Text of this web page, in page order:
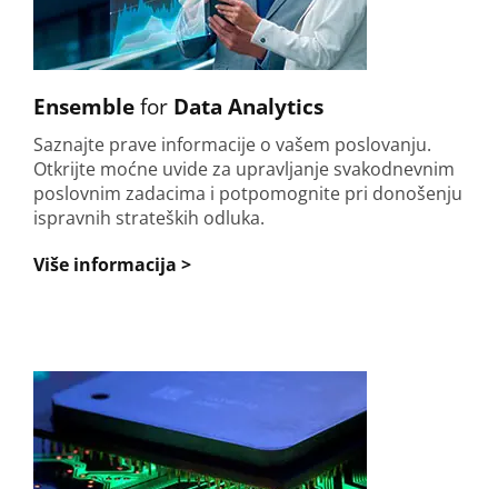
Ensemblefor Data Analytics
Saznajte prave informacije o vašem poslovanju.
Otkrijte moćne uvide za upravljanje svakodnevnim
poslovnim zadacima i potpomognite pri donošenju
ispravnih strateških odluka.
Više informacija >